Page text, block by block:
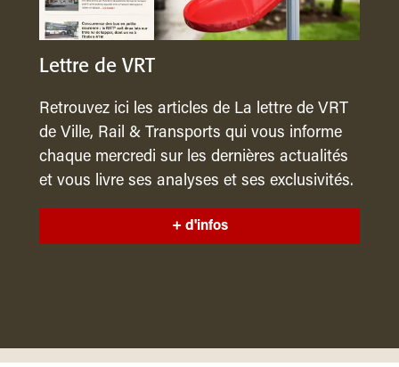
Lettre de VRT
Retrouvez ici les articles de La lettre de VRT
de Ville, Rail & Transports qui vous informe
chaque mercredi sur les dernières actualités
et vous livre ses analyses et ses exclusivités.
+ d'infos